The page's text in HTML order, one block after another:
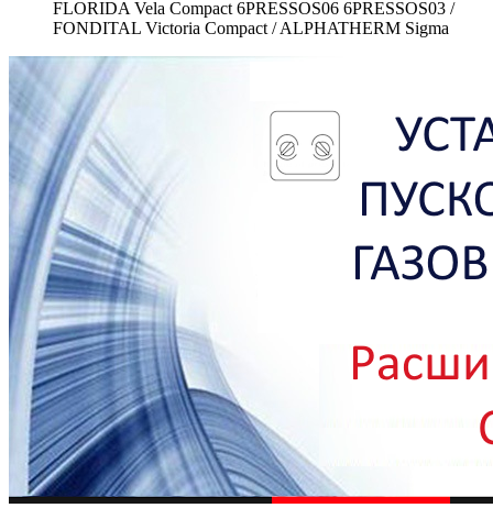
FLORIDA Vela Compact 6PRESSOS06 6PRESSOS03 /
FONDITAL Victoria Compact / ALPHATHERM Sigma